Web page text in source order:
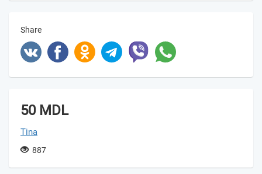
Share
50 MDL
Tina
887